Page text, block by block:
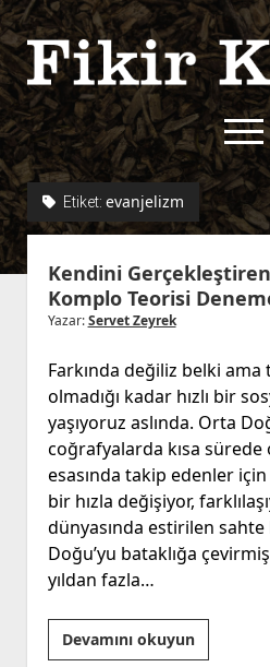
Fikir
Kazanı
aç
twitter
Kullanım
İletişim
Kurallar
Etiket: evanjelizm
Kendini
Komplo Teorisi
Yazar:Servet Zeyrek
Farkında değiliz belki
olmadığı kadar hızlı bir
yaşıyoruz aslında. Orta
coğrafyalarda kısa
esasında takip edenler
bir hızla değişiyor,
dünyasında estirilen
Doğu’yu bataklığa
yıldan fazla…
Devamını okuyunKendini